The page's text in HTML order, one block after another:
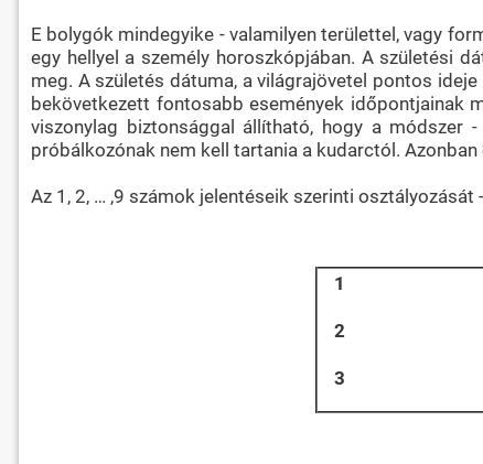
E bolygók mindegyike - valamilyen területtel, vagy
egy hellyel a személy horoszkópjában. A születési
meg. A születés dátuma, a világrajövetel pontos
bekövetkezett fontosabb események időpontjainak
viszonylag biztonsággal állítható, hogy a módszer
próbálkozónak nem kell tartania a kudarctól.
Az 1, 2, … ,9 számok jelentéseik szerinti osztályozását
1
2
3